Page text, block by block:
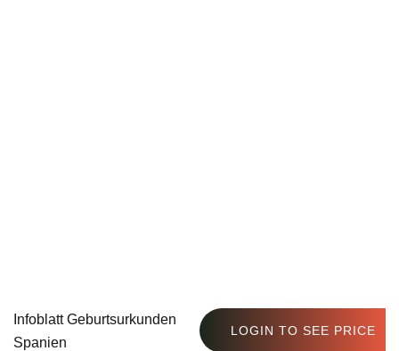
Infoblatt Geburtsurkunden
Spanien
LOGIN TO SEE PRICE